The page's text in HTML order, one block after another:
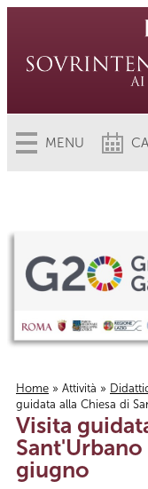
MENU
Tu sei qui
Home » Attività »
guidata alla Chiesa di
Visita
giugno